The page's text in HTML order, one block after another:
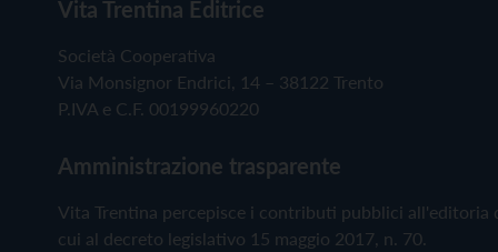
Vita Trentina Editrice
Società Cooperativa
Via Monsignor Endrici, 14 – 38122 Trento
P.IVA e C.F. 00199960220
Amministrazione trasparente
Vita Trentina percepisce i contributi pubblici all'editoria
cui al decreto legislativo 15 maggio 2017, n. 70.